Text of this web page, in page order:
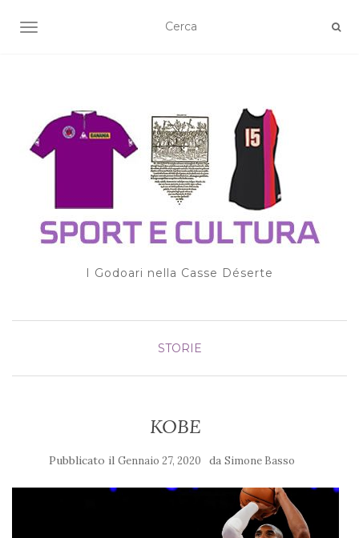
TOGGLE NAVIGATION
I Godoari nella Casse Déserte
STORIE
KOBE
Pubblicato il Gennaio 27, 2020 da Simone Basso